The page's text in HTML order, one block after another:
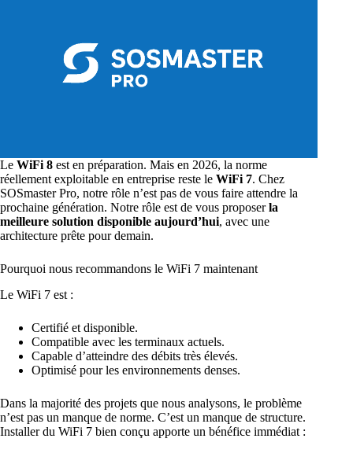
Le WiFi 8 est en préparation. Mais en 2026, la norme
réellement exploitable en entreprise reste le WiFi 7. Chez
SOSmaster Pro, notre rôle n’est pas de vous faire attendre la
prochaine génération. Notre rôle est de vous proposerla
meilleure solution disponible aujourd’hui, avec une
architecture prête pour demain.
Pourquoi nous recommandons le WiFi 7 maintenant
Le WiFi 7 est :
Certifié et disponible.
Compatible avec les terminaux actuels.
Capable d’atteindre des débits très élevés.
Optimisé pour les environnements denses.
Dans la majorité des projets que nous analysons, le problème
n’est pas un manque de norme. C’est un manque de structure.
Installer du WiFi 7 bien conçu apporte un bénéfice immédiat :